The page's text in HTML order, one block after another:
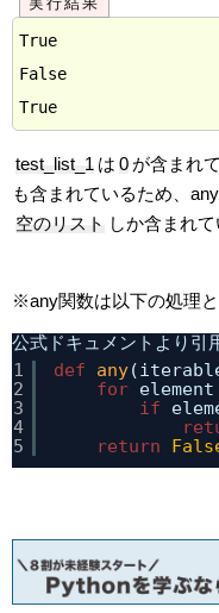
True
False
test_list_1 は 0 が含まれ
も含まれているため、
空のリスト しか含まれ
※any関数は以下の処理
公式ドキュメントより引
1
2
3
4
5
def any
for element
if
return